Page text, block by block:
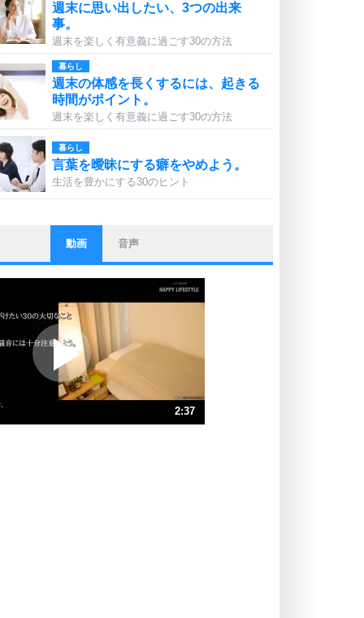
週末に思い出したい、3つの出来
事。
週末を楽しく有意義に過ごす30の方法
暮らし
週末の体感を長くするには、起きる
時間がポイント。
週末を楽しく有意義に過ごす30の方法
暮らし
言葉を曖昧にする癖をやめよう。
生活を豊かにする30のヒント
ストレス対策
他人と比べない。
いっそのこと、他人を見ない。
プラス思考
ポジティブになれない原因は、行動
しないから。
ポジティブ思考になる30の方法
ストレス対策
動画 音声
2:37